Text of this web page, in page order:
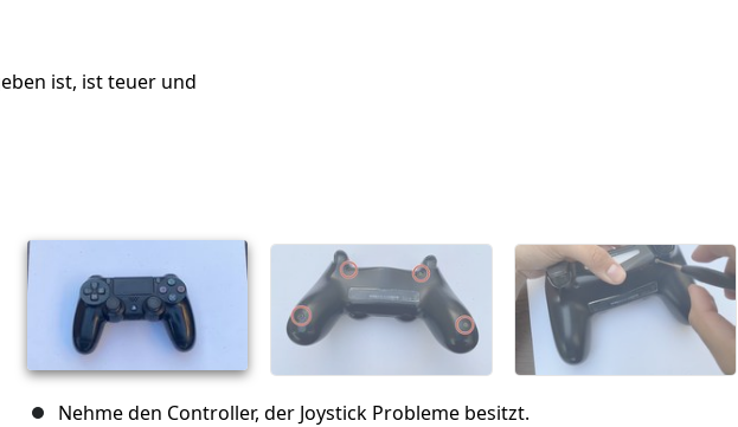
ist, ist teuer und
Nehme den Controller, der Joystick Probleme besitzt.